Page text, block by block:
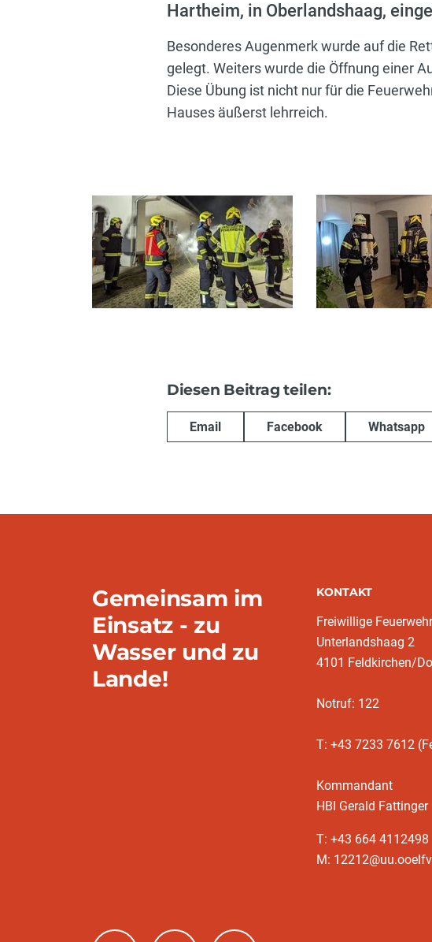
Hartheim, in Oberlandshaag,
Besonderes Augenmerk wurde auf die
gelegt. Weiters wurde die Öffnung einer
Diese Übung ist nicht nur für die
Hauses äußerst lehrreich.
Diesen Beitrag teilen:
Email Facebook Whatsapp
Gemeinsam im
Einsatz - zu
Wasser und zu
Lande!
KONTAKT
Freiwillige
Unterlandshaag 2
4101 Feldkirchen/
Notruf: 122
T: +43 7233 7612
Kommandant
HBI Gerald Fattinger
T: +43 664 4112498
M: